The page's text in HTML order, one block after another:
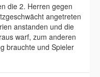
die 2. Herren gegen
angetreten
anstanden und die
warf, zum anderen
brauchte und Spieler